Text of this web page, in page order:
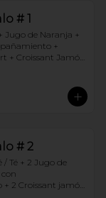
# 1
Jugo de Naranja +
+
+ Croissant Jamón
# 2
/ Té + 2 Jugo de
2 Croissant jamón